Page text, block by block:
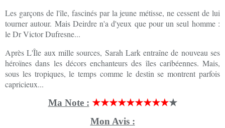
Les garçons de l'île, fascinés par la jeune métisse, ne cessent de lui
tourner autour. Mais Deirdre n'a d'yeux que pour un seul homme :
le Dr Victor Dufresne...
Après L'Île aux mille sources, Sarah Lark entraîne de nouveau ses
héroïnes dans les décors enchanteurs des îles caribéennes. Mais,
sous les tropiques, le temps comme le destin se montrent parfois
capricieux...
Ma Note : ★★★★★★★★★★
Mon Avis :